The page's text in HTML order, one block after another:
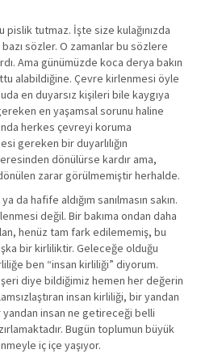
tutmaz. İşte size kulağınızda
sözler. O zamanlar bu sözlere
Ama günümüzde koca derya bakın
alabildiğine. Çevre kirlenmesi öyle
en duyarsız kişileri bile kaygıya
en yaşamsal sorunu haline
herkes çevreyi koruma
gereken bir duyarlılığın
dönülürse kardır ama,
zarar görülmemiştir herhalde.
da hafife aldığım sanılmasın sakın.
değil. Bir bakıma ondan daha
henüz tam fark edilememiş, bu
bir kirliliktir. Geleceğe olduğu
ben “insan kirliliği” diyorum.
diye bildiğimiz hemen her değerin
insan kirliliği, bir yandan
insan ne getireceği belli
Bugün toplumun büyük
iç içe yaşıyor.